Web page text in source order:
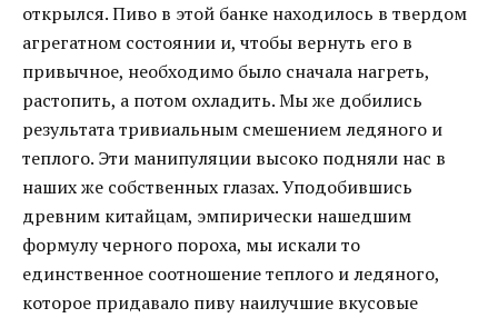
открылся. Пиво в этой банке находилось в твердом
агрегатном состоянии и, чтобы вернуть его в
привычное, необходимо было сначала нагреть,
растопить, а потом охладить. Мы же добились
результата тривиальным смешением ледяного и
теплого. Эти манипуляции высоко подняли нас в
наших же собственных глазах. Уподобившись
древним китайцам, эмпирически нашедшим
формулу черного пороха, мы искали то
единственное соотношение теплого и ледяного,
которое придавало пиву наилучшие вкусовые